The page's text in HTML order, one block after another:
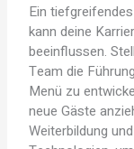
Ein
kann deine
beeinflussen.
Team die
Menü zu
neue Gäste
Weiterbildung